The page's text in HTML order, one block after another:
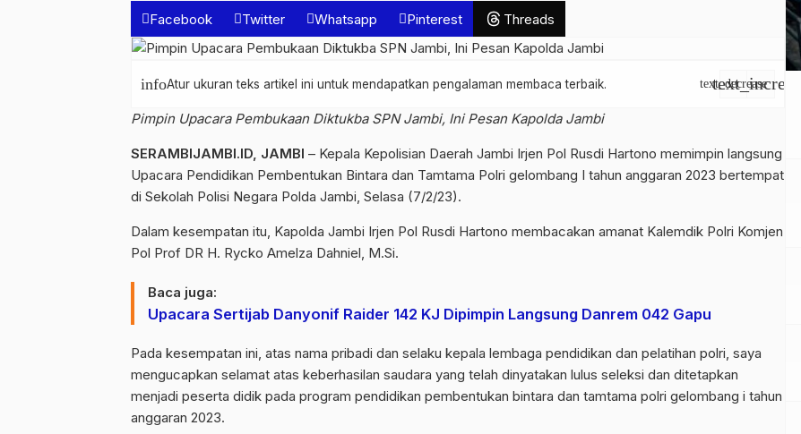
Facebook
Twitter Whatsapp Pinterest Threads
infoAtur ukuran teks artikel ini untuk mendapatkan pengalaman membaca terbaik. text_decrease
text_increase
Pimpin Upacara Pembukaan Diktukba SPN Jambi, Ini Pesan Kapolda Jambi
SERAMBIJAMBI.ID, JAMBI – Kepala Kepolisian Daerah Jambi Irjen Pol Rusdi Hartono memimpin langsung
Upacara Pendidikan Pembentukan Bintara dan Tamtama Polri gelombang I tahun anggaran 2023 bertempat
di Sekolah Polisi Negara Polda Jambi, Selasa (7/2/23).
Dalam kesempatan itu, Kapolda Jambi Irjen Pol Rusdi Hartono membacakan amanat Kalemdik Polri Komjen
Pol Prof DR H. Rycko Amelza Dahniel, M.Si.
Baca juga:
Upacara Sertijab Danyonif Raider 142 KJ Dipimpin Langsung Danrem 042 Gapu
Pada kesempatan ini, atas nama pribadi dan selaku kepala lembaga pendidikan dan pelatihan polri, saya
mengucapkan selamat atas keberhasilan saudara yang telah dinyatakan lulus seleksi dan ditetapkan
menjadi peserta didik pada program pendidikan pembentukan bintara dan tamtama polri gelombang i tahun
anggaran 2023.